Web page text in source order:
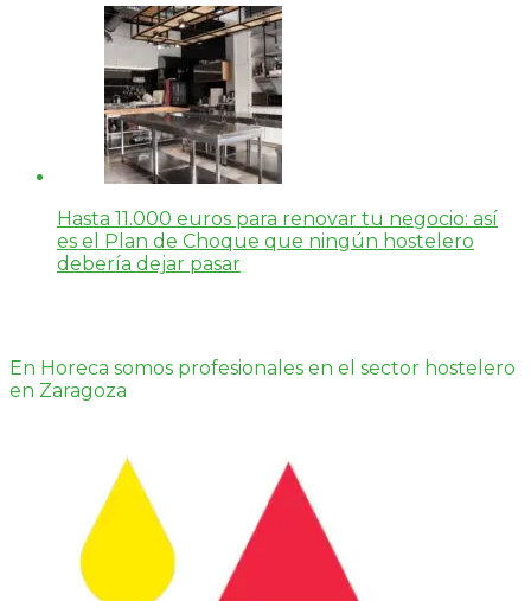
Hasta 11.000 euros para renovar tu negocio: así
es el Plan de Choque que ningún hostelero
debería dejar pasar
En Horeca somos profesionales en el sector hostelero
en Zaragoza